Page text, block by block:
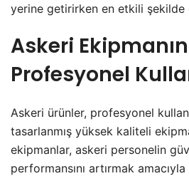
yerine getirirken en etkili şekilde
Askeri Ekipmanın
Profesyonel
Askeri ürünler, profesyonel
tasarlanmış yüksek kaliteli
ekipmanlar, askeri personelin
performansını artırmak